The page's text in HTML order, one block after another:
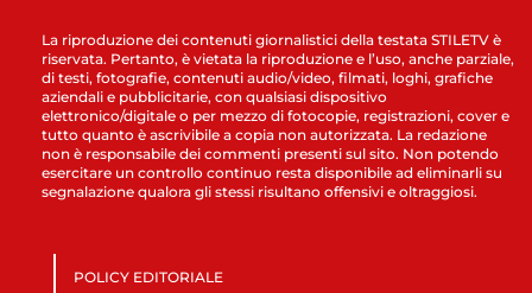
La riproduzione dei contenuti giornalistici della testata STILETV è
riservata. Pertanto, è vietata la riproduzione e l’uso, anche parziale,
di testi, fotografie, contenuti audio/video, filmati, loghi, grafiche
aziendali e pubblicitarie, con qualsiasi dispositivo
elettronico/digitale o per mezzo di fotocopie, registrazioni, cover e
tutto quanto è ascrivibile a copia non autorizzata. La redazione
non è responsabile dei commenti presenti sul sito. Non potendo
esercitare un controllo continuo resta disponibile ad eliminarli su
segnalazione qualora gli stessi risultano offensivi e oltraggiosi.
POLICY EDITORIALE